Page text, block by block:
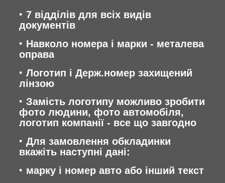
7 відділів для всіх видів
документів
Навколо номера і марки - металева
оправа
Логотип і Держ.номер захищений
лінзою
Замість логотипу можливо зробити
фото людини, фото автомобіля,
логотип компанії - все що завгодно
Для замовлення обкладинки
вкажіть наступні дані:
марку і номер авто або інший текст